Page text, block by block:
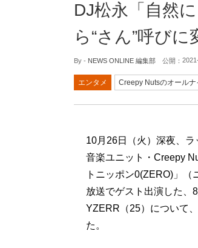
DJ松永「自然
ら“さん”呼びに
By - NEWS ONLINE 編集部 公開：
エンタメ Creepy Nutsのオールナ
10月26日（火）深夜、
音楽ユニット・Creepy
トニッポン0(ZERO)」
放送でゲスト出演した、
YZERR（25）について
た。